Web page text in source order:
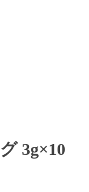
3g×10